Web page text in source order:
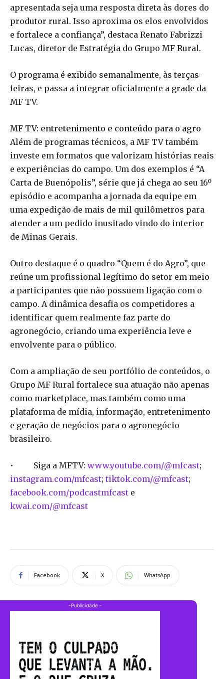
apresentada seja uma resposta direta às dores do
produtor rural. Isso aproxima os elos envolvidos
e fortalece a confiança”, destaca Renato Fabrizzi
Lucas, diretor de Estratégia do Grupo MF Rural.
O programa é exibido semanalmente, às terças-
feiras, e passa a integrar oficialmente a grade da
MF TV.
MF TV: entretenimento e conteúdo para o agro
Além de programas técnicos, a MF TV também
investe em formatos que valorizam histórias reais
e experiências do campo. Um dos exemplos é “A
Carta de Buenópolis”, série que já chega ao seu 16º
episódio e acompanha a jornada da equipe em
uma expedição de mais de mil quilômetros para
atender a um pedido inusitado vindo do interior
de Minas Gerais.
Outro destaque é o quadro “Quem é do Agro”, que
reúne um profissional legítimo do setor em meio
a participantes que não possuem ligação com o
campo. A dinâmica desafia os competidores a
identificar quem realmente faz parte do
agronegócio, criando uma experiência leve e
envolvente para o público.
Com a ampliação de seu portfólio de conteúdos, o
Grupo MF Rural fortalece sua atuação não apenas
como marketplace, mas também como uma
plataforma de mídia, informação, entretenimento
e geração de negócios para o agronegócio
brasileiro.
• Siga a MFTV: www.youtube.com/@mfcast;
instagram.com/mfcast; tiktok.com/@mfcast;
facebook.com/podcastmfcast e
kwai.com/@mfcast
Facebook X WhatsApp
-Publicidade -